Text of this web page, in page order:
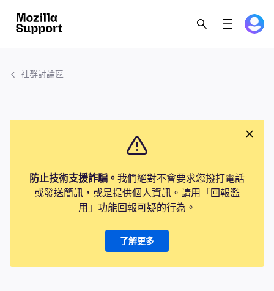
社群討論區
防止技術支援詐騙。 我們絕對不會要求您撥打電話
或發送簡訊，或是提供個人資訊。請用「回報濫
用」功能回報可疑的行為。
了解更多